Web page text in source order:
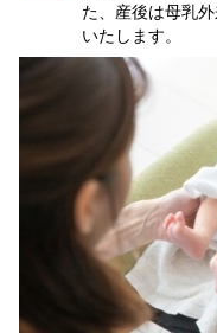
た、産後は母乳
いたします。